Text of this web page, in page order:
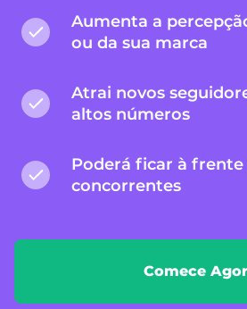
Aumenta a
ou da sua marca
Atrai novos
altos números
Poderá ficar à frente
concorrentes
Comece